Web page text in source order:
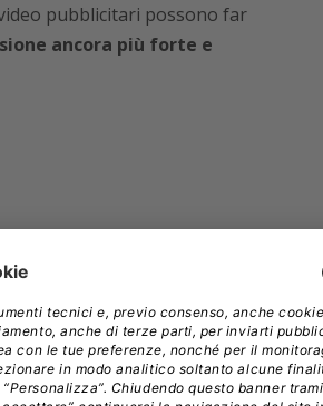
pubblicitari possono far
ancora più forte e